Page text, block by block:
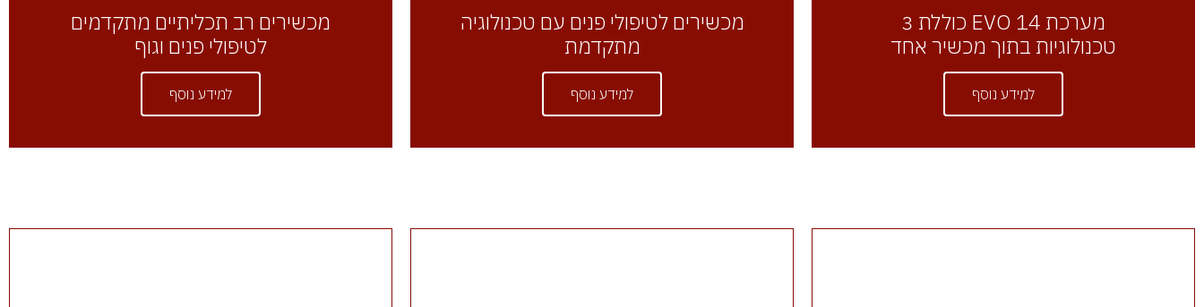
מערכת EVO 14 כוללת 3
טכנולוגיות בתוך מכשיר אחד
למידע נוסף
מכשירים לטיפולי פנים עם טכנולוגיה
מתקדמת
למידע נוסף
מכשירים רב תכליתיים מתקדמים
לטיפולי פנים וגוף
למידע נוסף